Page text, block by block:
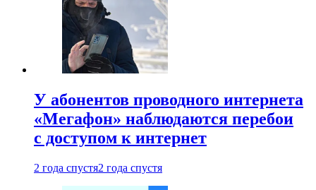
У абонентов проводного интернета
«Мегафон» наблюдаются перебои
с доступом к интернет
2 года спустя2 года спустя